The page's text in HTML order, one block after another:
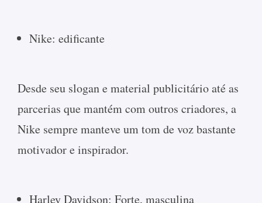
Nike: edificante
Desde seu slogan e material publicitário até as
parcerias que mantém com outros criadores, a
Nike sempre manteve um tom de voz bastante
motivador e inspirador.
Harley Davidson: Forte, masculina